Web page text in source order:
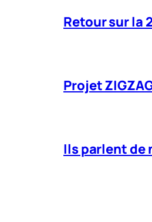
Retour sur la
Projet
Ils parlent de